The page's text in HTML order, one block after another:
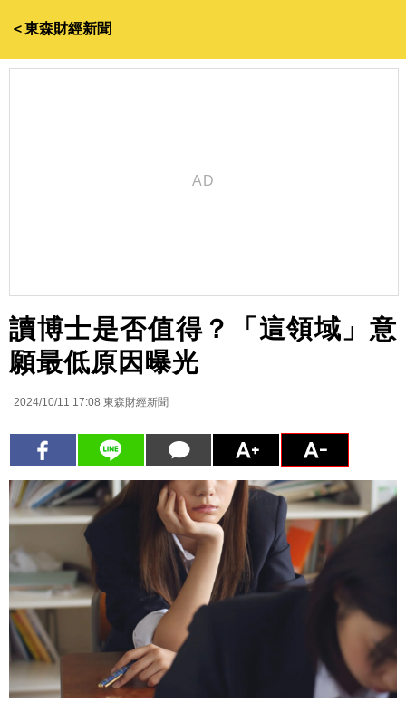
＜東森財經新聞
讀博士是否值得？「這領域」意
願最低原因曝光
2024/10/11 17:08 東森財經新聞